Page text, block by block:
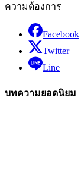
ความต้องการ
Facebook
Twitter
Line
บทความยอดนิยม